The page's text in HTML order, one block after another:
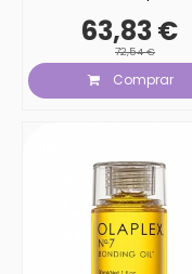
63,83 €
72,54 €
Comprar